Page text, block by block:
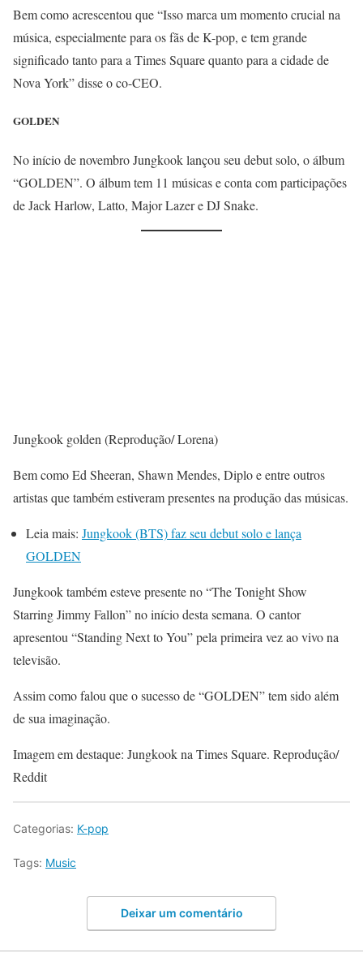
Bem como acrescentou que “Isso marca um momento crucial na
música, especialmente para os fãs de K-pop, e tem grande
significado tanto para a Times Square quanto para a cidade de
Nova York” disse o co-CEO.
GOLDEN
No início de novembro Jungkook lançou seu debut solo, o álbum
“GOLDEN”. O álbum tem 11 músicas e conta com participações
de Jack Harlow, Latto, Major Lazer e DJ Snake.
Jungkook golden (Reprodução/ Lorena)
Bem como Ed Sheeran, Shawn Mendes, Diplo e entre outros
artistas que também estiveram presentes na produção das músicas.
Leia mais: Jungkook (BTS) faz seu debut solo e lança
GOLDEN
Jungkook também esteve presente no “The Tonight Show
Starring Jimmy Fallon” no início desta semana. O cantor
apresentou “Standing Next to You” pela primeira vez ao vivo na
televisão.
Assim como falou que o sucesso de “GOLDEN” tem sido além
de sua imaginação.
Imagem em destaque: Jungkook na Times Square. Reprodução/
Reddit
Categorias: K-pop
Tags: Music
Deixar um comentário